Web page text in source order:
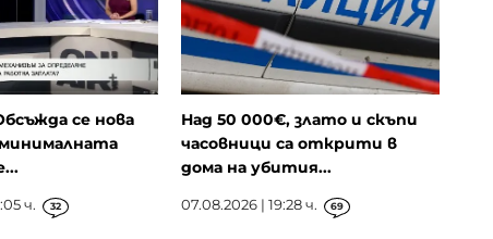
се нова
ч. 32
Над 50 000€, злато и скъпи
часовници са открити в
дома на убития...
07.08.2026 | 19:28 ч. 69